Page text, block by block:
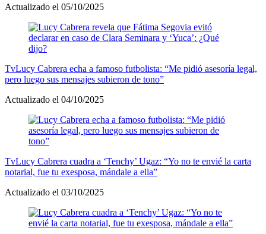
Actualizado el 05/10/2025
TvLucy Cabrera echa a famoso futbolista: “Me pidió asesoría legal,
pero luego sus mensajes subieron de tono”
Actualizado el 04/10/2025
TvLucy Cabrera cuadra a ‘Tenchy’ Ugaz: “Yo no te envié la carta
notarial, fue tu exesposa, mándale a ella”
Actualizado el 03/10/2025